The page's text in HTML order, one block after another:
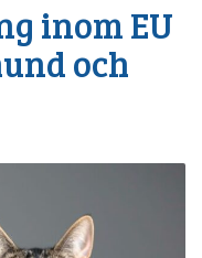
inom EU
och